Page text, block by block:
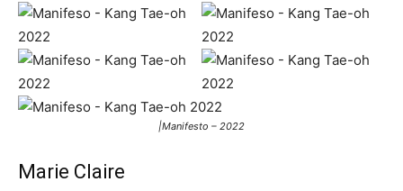
|Manifesto – 2022
Marie Claire